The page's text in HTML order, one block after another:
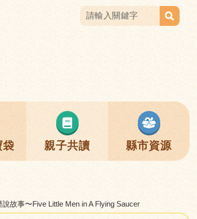
袋 親子共讀 縣市資源
故事〜Five Little Men in A Flying Saucer